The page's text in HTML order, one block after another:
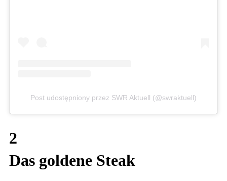
Post udostępniony przez SWR Aktuell (@swraktuell)
2
Das goldene Steak